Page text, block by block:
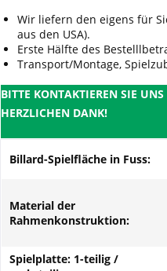
Wir liefern den eigens für
aus den USA).
Erste Hälfte des
Transport/Montage,
BITTE KONTAKTIEREN SIE
HERZLICHEN DANK!
Billard-Spielfläche in Fuss:
Material der
Rahmenkonstruktion:
Spielplatte: 1-teilig /